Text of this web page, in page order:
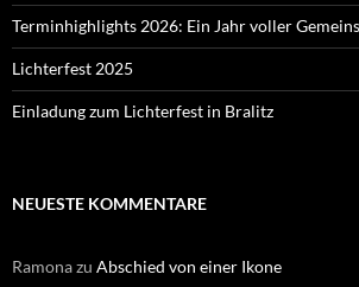
Terminhighlights 2026: Ein Jahr voller
Lichterfest 2025
Einladung zum Lichterfest in Bralitz
NEUESTE KOMMENTARE
Ramonazu Abschied von einer Ikone